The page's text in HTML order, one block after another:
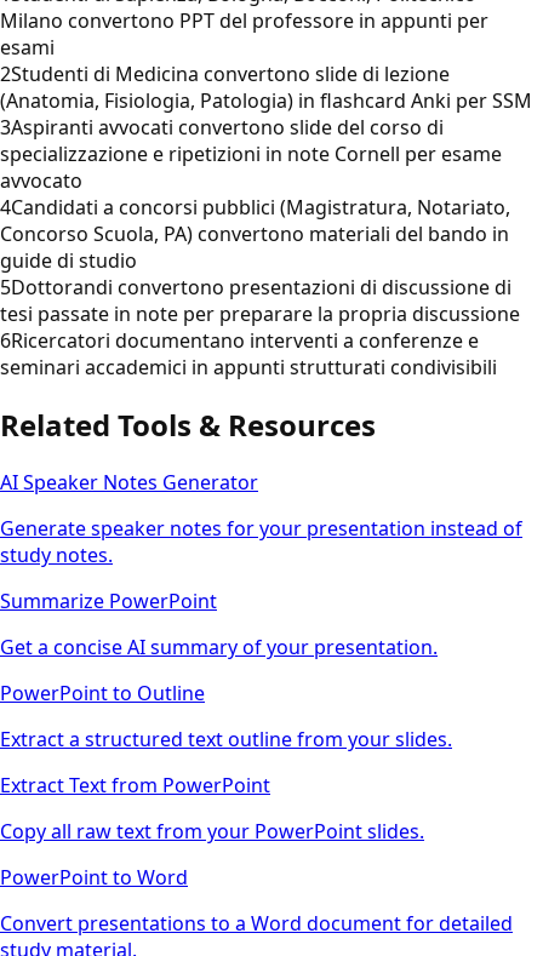
Milano convertono PPT del professore in appunti per
esami
2Studenti di Medicina convertono slide di lezione
(Anatomia, Fisiologia, Patologia) in flashcard Anki per SSM
3Aspiranti avvocati convertono slide del corso di
specializzazione e ripetizioni in note Cornell per esame
avvocato
4Candidati a concorsi pubblici (Magistratura, Notariato,
Concorso Scuola, PA) convertono materiali del bando in
guide di studio
5Dottorandi convertono presentazioni di discussione di
tesi passate in note per preparare la propria discussione
6Ricercatori documentano interventi a conferenze e
seminari accademici in appunti strutturati condivisibili
Related Tools & Resources
AI Speaker Notes Generator
Generate speaker notes for your presentation instead of
study notes.
Summarize PowerPoint
Get a concise AI summary of your presentation.
PowerPoint to Outline
Extract a structured text outline from your slides.
Extract Text from PowerPoint
Copy all raw text from your PowerPoint slides.
PowerPoint to Word
Convert presentations to a Word document for detailed
study material.